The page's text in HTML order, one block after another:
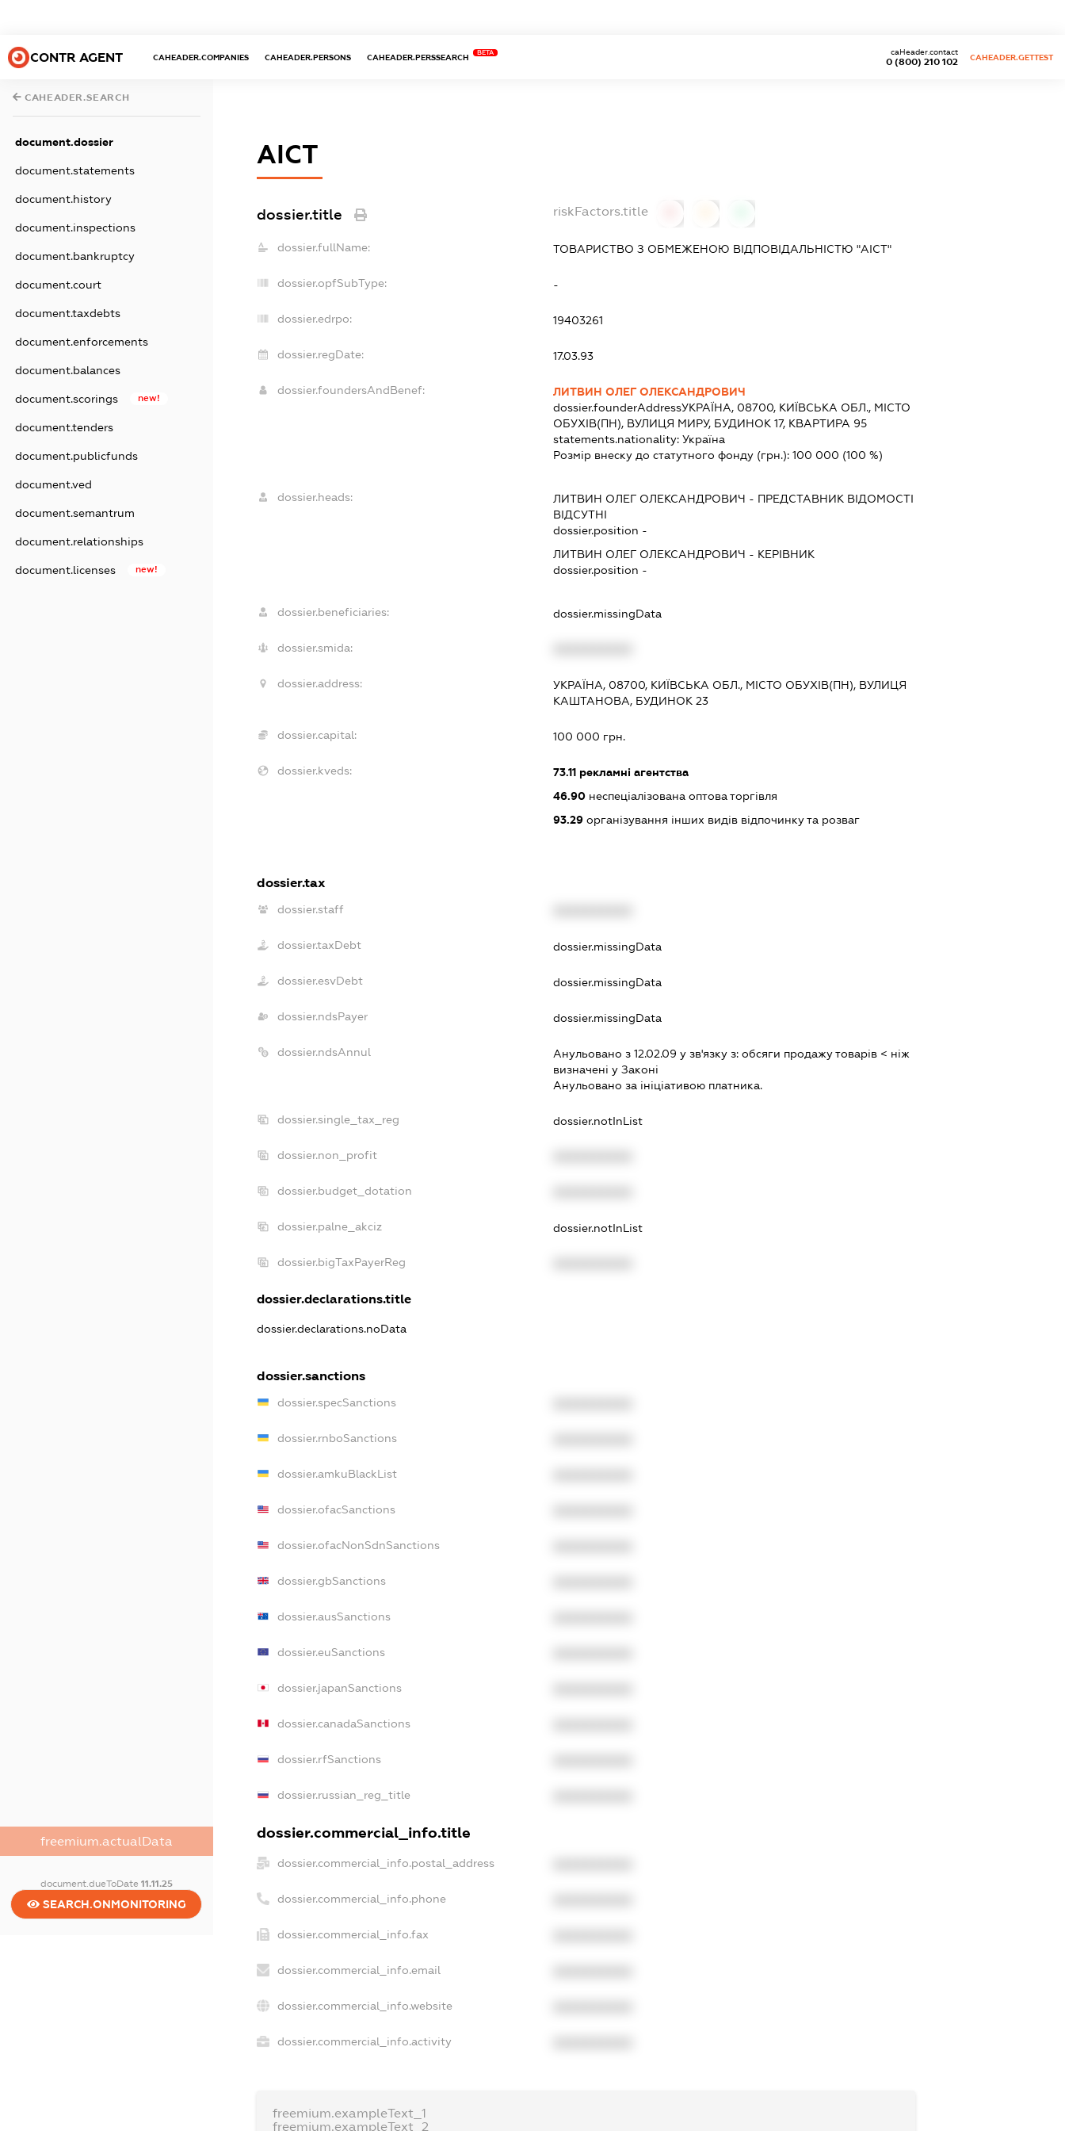
CONTR AGENT CAHEADER.COMPANIES CAHEADER.PERSONS CAHEADER.PERSSEARCH
BETA
0 (800) 210 102
caHeader.contact
CAHEADER.GETTEST
CAHEADER.SEARCH
document.dossier
document.statements
document.history
document.inspections
document.bankruptcy
document.court
document.taxdebts
document.enforcements
document.balances
document.scorings new!
document.tenders
document.publicfunds
document.ved
document.semantrum
document.relationships
document.licenses new!
freemium.actualData
document.dueToDate 11.11.25
SEARCH.ONMONITORING
АІСТ
dossier.title riskFactors.title
dossier.fullName: ТОВАРИСТВО З ОБМЕЖЕНОЮ ВІДПОВІДАЛЬНІСТЮ "АІСТ"
dossier.opfSubType: -
dossier.edrpo: 19403261
dossier.regDate: 17.03.93
dossier.foundersAndBenef:
ЛИТВИН ОЛЕГ ОЛЕКСАНДРОВИЧ
dossier.founderAddressУКРАЇНА, 08700, КИЇВСЬКА ОБЛ., МІСТО
ОБУХІВ(ПН), ВУЛИЦЯ МИРУ, БУДИНОК 17, КВАРТИРА 95
statements.nationality: Україна
Розмір внеску до статутного фонду (грн.): 100 000 (100 %)
dossier.heads: ЛИТВИН ОЛЕГ ОЛЕКСАНДРОВИЧ - ПРЕДСТАВНИК ВІДОМОСТІ
ВІДСУТНІ
dossier.position -
ЛИТВИН ОЛЕГ ОЛЕКСАНДРОВИЧ - КЕРІВНИК
dossier.position -
dossier.beneficiaries: dossier.missingData
dossier.smida:
dossier.address:
УКРАЇНА, 08700, КИЇВСЬКА ОБЛ., МІСТО ОБУХІВ(ПН), ВУЛИЦЯ
КАШТАНОВА, БУДИНОК 23
dossier.capital: 100 000 грн.
dossier.kveds: 73.11рекламні агентства
46.90неспеціалізована оптова торгівля
93.29організування інших видів відпочинку та розваг
dossier.tax
dossier.staff
dossier.taxDebt dossier.missingData
dossier.esvDebt dossier.missingData
dossier.ndsPayer dossier.missingData
dossier.ndsAnnul Анульовано з 12.02.09 у зв'язку з: обсяги продажу товарiв < нiж
визначенi у Законi
Анульовано за iнiцiативою платника.
dossier.single_tax_reg dossier.notInList
dossier.non_profit
dossier.budget_dotation
dossier.palne_akciz dossier.notInList
dossier.bigTaxPayerReg
dossier.declarations.title
dossier.declarations.noData
dossier.sanctions
dossier.specSanctions
dossier.rnboSanctions
dossier.amkuBlackList
dossier.ofacSanctions
dossier.ofacNonSdnSanctions
dossier.gbSanctions
dossier.ausSanctions
dossier.euSanctions
dossier.japanSanctions
dossier.canadaSanctions
dossier.rfSanctions
dossier.russian_reg_title
dossier.commercial_info.title
dossier.commercial_info.postal_address
dossier.commercial_info.phone
dossier.commercial_info.fax
dossier.commercial_info.email
dossier.commercial_info.website
dossier.commercial_info.activity
freemium.exampleText_1
freemium.exampleText_2